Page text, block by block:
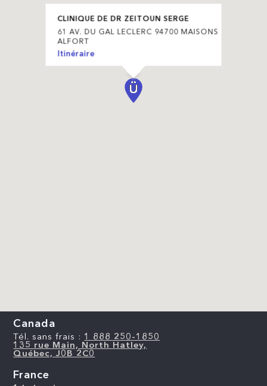
CLINIQUE DE DR ZEITOUN SERGE
61 AV. DU GAL LECLERC 94700 MAISONS
ALFORT
Itinéraire
Canada
Tél. sans frais : 1 888 250-1850
135 rue Main, North Hatley,
Québec, J0B 2C0
France